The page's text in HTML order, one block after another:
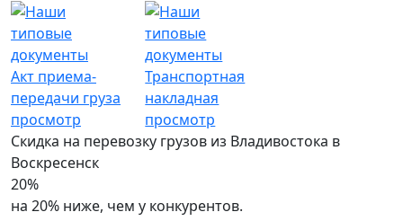
Акт приема-
передачи груза
просмотр
Транспортная
накладная
просмотр
Скидка на перевозку грузов из Владивостока в
Воскресенск
20%
на 20% ниже, чем у конкурентов.